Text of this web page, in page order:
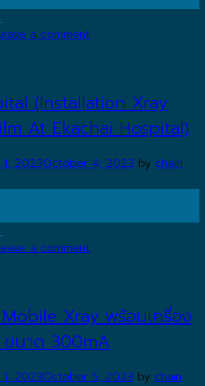
a comment
(Installation Xray
At Ekachai Hospital)
2023October 4, 2023 by chain
a comment
Xray พร้อมเครื่อง
นาด 300mA
2023October 5, 2023 by chain